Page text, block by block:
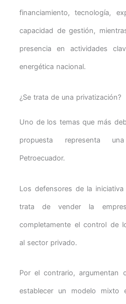
financiamiento, tecnología,
capacidad de gestión,
presencia en actividades
energética nacional.
¿Se trata de una privatización?
Uno de los temas que más
propuesta representa
Petroecuador.
Los defensores de la
trata de vender la
completamente el control de
al sector privado.
Por el contrario, argumentan
establecer un modelo mixto